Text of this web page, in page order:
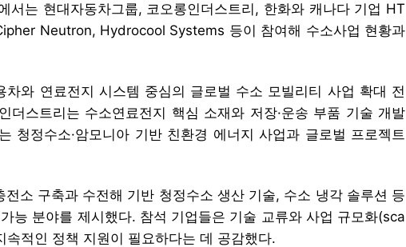
서는 현대자동차그룹, 코오롱인더스트리, 한화와 캐나다 기업 HT
Neutron, Hydrocool Systems 등이 참여해 수소사업 현황과
차와 연료전지 시스템 중심의 글로벌 수소 모빌리티 사업 확대 전
더스트리는 수소연료전지 핵심 소재와 저장·운송 부품 기술 개발
청정수소·암모니아 기반 친환경 에너지 사업과 글로벌 프로젝트
전소 구축과 수전해 기반 청정수소 생산 기술, 수소 냉각 솔루션 등
능 분야를 제시했다. 참석 기업들은 기술 교류와 사업 규모화(sca
적인 정책 지원이 필요하다는 데 공감했다.